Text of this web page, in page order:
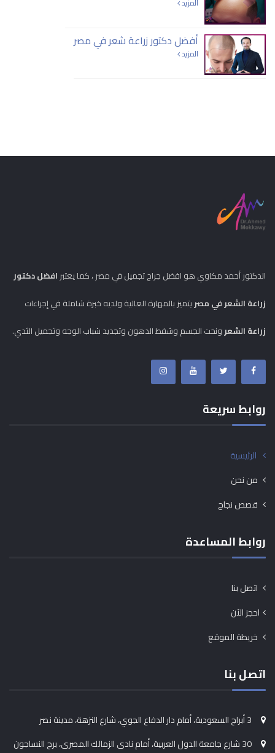
أفضل دكتور زراعة شعر في مصر
المزيد
الدكتور أحمد مكاوي هو افضل جراح تجميل في مصر ، كما يعتبر افضل دكتور
زراعة الشعر في مصر يتميز بالمهارة العالية ولديه خبرة شاملة في إجراءات
زراعة الشعر ونحت الجسم وشفط الدهون وتجديد شباب الوجه وتجميل الثدي.
روابط سريعة
الرئيسية
من نحن
قصص نجاح
روابط المساعدة
اتصل بنا
احجز الآن
خريطة الموقع
اتصل بنا
3 أبراج السعودية، أمام دار الدفاع الجوي، شارع النزهة، مدينة نصر
30 شارع جامعة الدول العربية، أمام نادى الزمالك المصرى، برج النساجون